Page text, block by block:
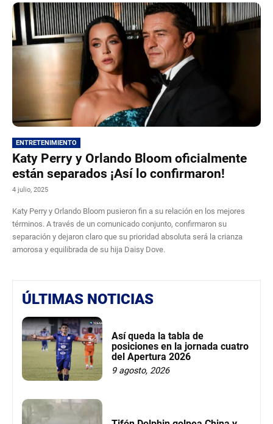
ENTRETENIMIENTO
Katy Perry y Orlando Bloom oficialmente
están separados ¡Así lo confirmaron!
4 julio, 2025
Katy Perry y Orlando Bloom pusieron fin a su relación en los mejores
términos. A través de un comunicado conjunto, confirmaron su
separación y dejaron claro que su prioridad absoluta será la crianza
amorosa y equilibrada de su hija Daisy Dove.
ÚLTIMAS NOTICIAS
Así queda la tabla de
posiciones en la jornada cuatro
del Apertura 2026
9 agosto, 2026